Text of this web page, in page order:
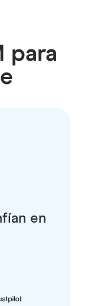
para
en